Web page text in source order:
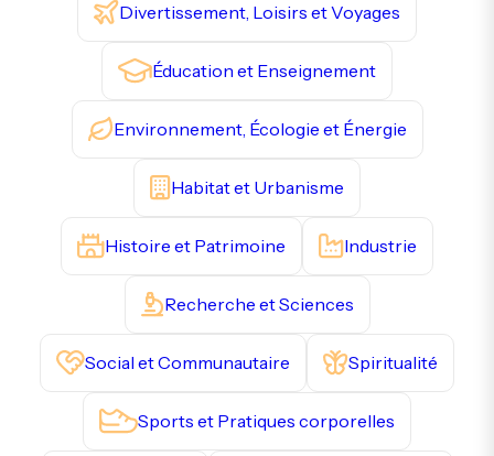
Divertissement, Loisirs et Voyages
Éducation et Enseignement
Environnement, Écologie et Énergie
Habitat et Urbanisme
Histoire et Patrimoine Industrie
Recherche et Sciences
Social et Communautaire Spiritualité
Sports et Pratiques corporelles